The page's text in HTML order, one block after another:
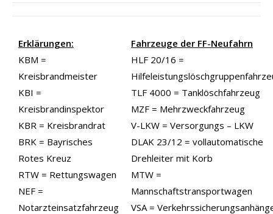
Erklärungen:
KBM =
Kreisbrandmeister
KBI =
Kreisbrandinspektor
KBR = Kreisbrandrat
BRK = Bayrisches
Rotes Kreuz
RTW = Rettungswagen
NEF =
Notarzteinsatzfahrzeug
Fahrzeuge der FF-Neufahrn
HLF 20/16 =
TLF 4000 = Tanklöschfahrzeug
MZF = Mehrzweckfahrzeug
V-LKW = Versorgungs – LKW
DLAK 23/12 = vollautomatische
Drehleiter mit Korb
MTW =
Mannschaftstransportwagen
VSA =